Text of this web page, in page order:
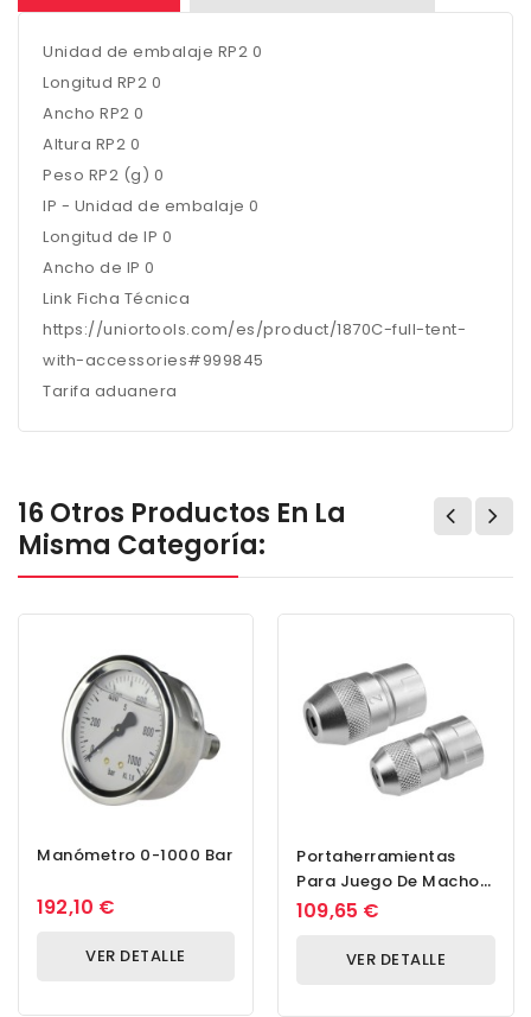
Unidad de embalaje RP2 0
Longitud RP2 0
Ancho RP2 0
Altura RP2 0
Peso RP2 (g) 0
IP - Unidad de embalaje 0
Longitud de IP 0
Ancho de IP 0
Link Ficha Técnica
https://uniortools.com/es/product/1870C-full-tent-
with-accessories#999845
Tarifa aduanera
16 Otros Productos En La
Misma Categoría:
Manómetro 0-1000 Bar
192,10 €
VER DETALLE
Portaherramientas
Para Juego De Machos
De Roscar Tamaño 1 + 2
109,65 €
VER DETALLE